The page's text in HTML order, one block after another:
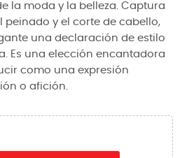
la moda y la belleza. Captura
peinado y el corte de cabello,
una declaración de estilo
Es una elección encantadora
como una expresión
o afición.